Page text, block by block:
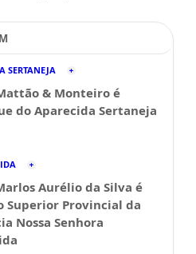
SERTANEJA
& Monteiro é
do Aparecida Sertaneja
Aurélio da Silva é
Superior Provincial da
Nossa Senhora